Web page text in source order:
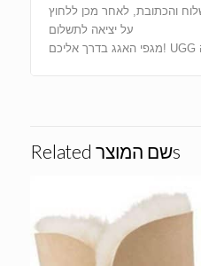
והכתובת, לאחר מכן ללחוץ
על יציאה לתשלום
Related שם המוצרs